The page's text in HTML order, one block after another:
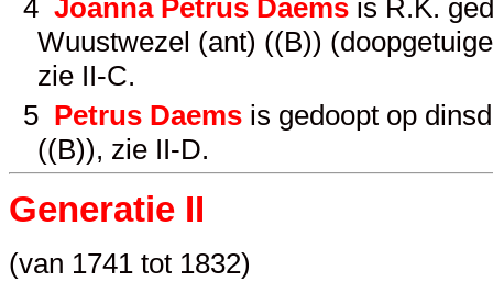
4 Joanna Petrus Daemsis R.K.
Wuustwezel (ant) ((B))
zie II-C.
5 Petrus Daemsis gedoopt op
((B)), zie II-D.
Generatie II
(van 1741 tot 1832)